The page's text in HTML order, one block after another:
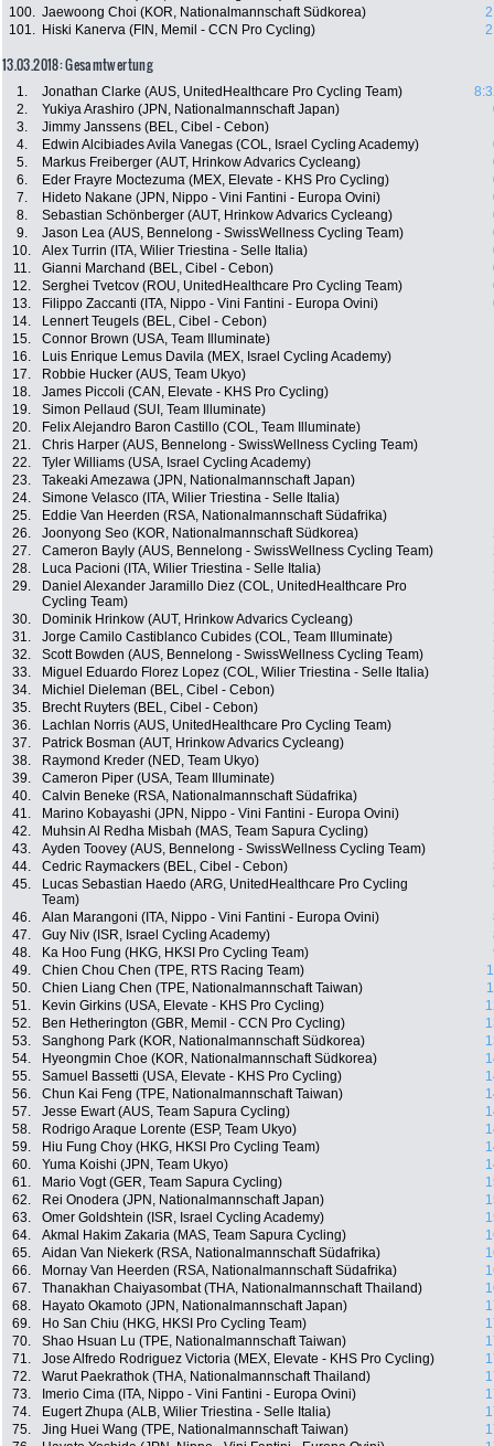
100. Jaewoong Choi (KOR, Nationalmannschaft Südkorea)
101.
Hiski Kanerva (FIN, Memil - CCN Pro Cycling)
13.03.2018: Gesamtwertung
1. Jonathan Clarke (AUS, UnitedHealthcare Pro Cycling Team)
2.
Yukiya Arashiro (JPN, Nationalmannschaft Japan)
3.
Jimmy Janssens (BEL, Cibel - Cebon)
4.
Edwin Alcibiades Avila Vanegas (COL, Israel Cycling Academy)
5.
Markus Freiberger (AUT, Hrinkow Advarics Cycleang)
6.
Eder Frayre Moctezuma (MEX, Elevate - KHS Pro Cycling)
7.
Hideto Nakane (JPN, Nippo - Vini Fantini - Europa Ovini)
8.
Sebastian Schönberger (AUT, Hrinkow Advarics Cycleang)
9.
Jason Lea (AUS, Bennelong - SwissWellness Cycling Team)
10.
Alex Turrin (ITA, Wilier Triestina - Selle Italia)
11.
Gianni Marchand (BEL, Cibel - Cebon)
12.
Serghei Tvetcov (ROU, UnitedHealthcare Pro Cycling Team)
13.
Filippo Zaccanti (ITA, Nippo - Vini Fantini - Europa Ovini)
14.
Lennert Teugels (BEL, Cibel - Cebon)
15.
Connor Brown (USA, Team Illuminate)
16.
Luis Enrique Lemus Davila (MEX, Israel Cycling Academy)
17.
Robbie Hucker (AUS, Team Ukyo)
18.
James Piccoli (CAN, Elevate - KHS Pro Cycling)
19.
Simon Pellaud (SUI, Team Illuminate)
20.
Felix Alejandro Baron Castillo (COL, Team Illuminate)
21.
Chris Harper (AUS, Bennelong - SwissWellness Cycling Team)
22.
Tyler Williams (USA, Israel Cycling Academy)
23.
Takeaki Amezawa (JPN, Nationalmannschaft Japan)
24.
Simone Velasco (ITA, Wilier Triestina - Selle Italia)
25.
Eddie Van Heerden (RSA, Nationalmannschaft Südafrika)
26.
Joonyong Seo (KOR, Nationalmannschaft Südkorea)
27.
Cameron Bayly (AUS, Bennelong - SwissWellness Cycling Team)
28.
Luca Pacioni (ITA, Wilier Triestina - Selle Italia)
29.
Daniel Alexander Jaramillo Diez (COL, UnitedHealthcare Pro
Cycling Team)
30. Dominik Hrinkow (AUT, Hrinkow Advarics Cycleang)
31.
Jorge Camilo Castiblanco Cubides (COL, Team Illuminate)
32.
Scott Bowden (AUS, Bennelong - SwissWellness Cycling Team)
33.
Miguel Eduardo Florez Lopez (COL, Wilier Triestina - Selle Italia)
34.
Michiel Dieleman (BEL, Cibel - Cebon)
35.
Brecht Ruyters (BEL, Cibel - Cebon)
36.
Lachlan Norris (AUS, UnitedHealthcare Pro Cycling Team)
37.
Patrick Bosman (AUT, Hrinkow Advarics Cycleang)
38.
Raymond Kreder (NED, Team Ukyo)
39.
Cameron Piper (USA, Team Illuminate)
40.
Calvin Beneke (RSA, Nationalmannschaft Südafrika)
41.
Marino Kobayashi (JPN, Nippo - Vini Fantini - Europa Ovini)
42.
Muhsin Al Redha Misbah (MAS, Team Sapura Cycling)
43.
Ayden Toovey (AUS, Bennelong - SwissWellness Cycling Team)
44.
Cedric Raymackers (BEL, Cibel - Cebon)
45.
Lucas Sebastian Haedo (ARG, UnitedHealthcare Pro Cycling
Team)
46. Alan Marangoni (ITA, Nippo - Vini Fantini - Europa Ovini)
47.
Guy Niv (ISR, Israel Cycling Academy)
48.
Ka Hoo Fung (HKG, HKSI Pro Cycling Team)
49.
Chien Chou Chen (TPE, RTS Racing Team)
50.
Chien Liang Chen (TPE, Nationalmannschaft Taiwan)
51.
Kevin Girkins (USA, Elevate - KHS Pro Cycling)
52.
Ben Hetherington (GBR, Memil - CCN Pro Cycling)
53.
Sanghong Park (KOR, Nationalmannschaft Südkorea)
54.
Hyeongmin Choe (KOR, Nationalmannschaft Südkorea)
55.
Samuel Bassetti (USA, Elevate - KHS Pro Cycling)
56.
Chun Kai Feng (TPE, Nationalmannschaft Taiwan)
57.
Jesse Ewart (AUS, Team Sapura Cycling)
58.
Rodrigo Araque Lorente (ESP, Team Ukyo)
59.
Hiu Fung Choy (HKG, HKSI Pro Cycling Team)
60.
Yuma Koishi (JPN, Team Ukyo)
61.
Mario Vogt (GER, Team Sapura Cycling)
62.
Rei Onodera (JPN, Nationalmannschaft Japan)
63.
Omer Goldshtein (ISR, Israel Cycling Academy)
64.
Akmal Hakim Zakaria (MAS, Team Sapura Cycling)
65.
Aidan Van Niekerk (RSA, Nationalmannschaft Südafrika)
66.
Mornay Van Heerden (RSA, Nationalmannschaft Südafrika)
67.
Thanakhan Chaiyasombat (THA, Nationalmannschaft Thailand)
68.
Hayato Okamoto (JPN, Nationalmannschaft Japan)
69.
Ho San Chiu (HKG, HKSI Pro Cycling Team)
70.
Shao Hsuan Lu (TPE, Nationalmannschaft Taiwan)
71.
Jose Alfredo Rodriguez Victoria (MEX, Elevate - KHS Pro Cycling)
72.
Warut Paekrathok (THA, Nationalmannschaft Thailand)
73.
Imerio Cima (ITA, Nippo - Vini Fantini - Europa Ovini)
74.
Eugert Zhupa (ALB, Wilier Triestina - Selle Italia)
75.
Jing Huei Wang (TPE, Nationalmannschaft Taiwan)